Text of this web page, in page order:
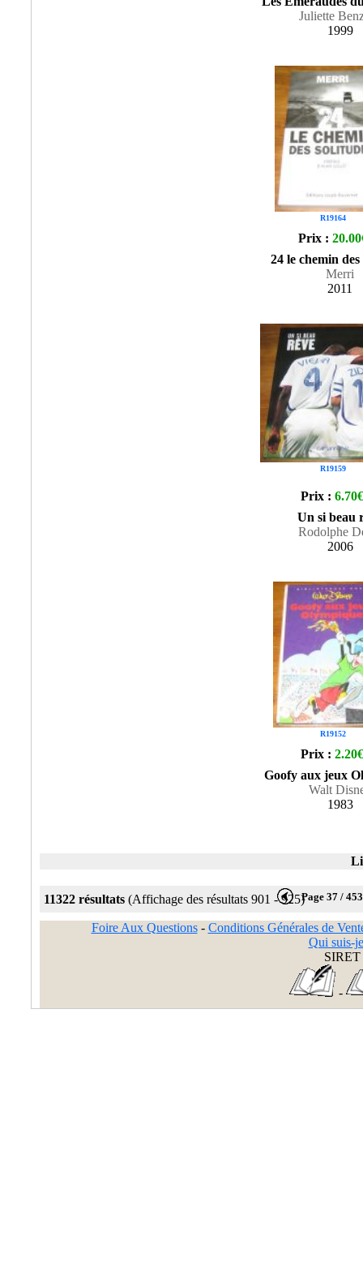
Juliette
1999
R19164
Prix :
24 le chemin des
Merri
2011
R19159
Prix : 6.70€
Un si beau
Rodolphe
2006
R19152
Prix : 2.20€
Goofy aux jeux
Walt
1983
11322 résultats (Affichage des résultats 901 - 925)Page 37 / 453
Foire Aux Questions- Conditions Générales de
Qui suis-
SIRET
-